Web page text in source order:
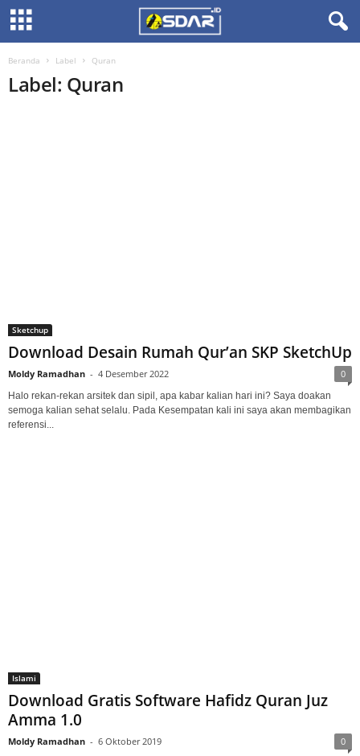
Beranda Label Quran
Label: Quran
Sketchup
Download Desain Rumah Qur’an SKP SketchUp
Moldy Ramadhan - 4 Desember 2022 0
Halo rekan-rekan arsitek dan sipil, apa kabar kalian hari ini? Saya doakan
semoga kalian sehat selalu. Pada Kesempatan kali ini saya akan membagikan
referensi...
Islami
Download Gratis Software Hafidz Quran Juz
Amma 1.0
Moldy Ramadhan - 6 Oktober 2019 0